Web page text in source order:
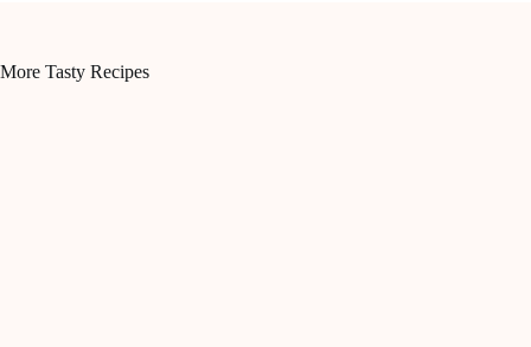
More Tasty Recipes